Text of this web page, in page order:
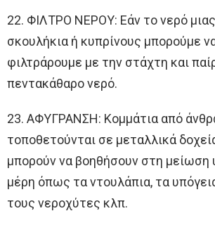
22. ΦΙΛΤΡΟ ΝΕΡΟΥ: Εάν το νερό
σκουλήκια ή κυπρίνους μπορούμε
φιλτράρουμε με την στάχτη και
πεντακάθαρο νερό.
23. ΑΦΥΓΡΑΝΣΗ: Κομμάτια από
τοποθετούνται σε μεταλλικά
μπορούν να βοηθήσουν στη μείωση
μέρη όπως τα ντουλάπια, τα
τους νεροχύτες κλπ.